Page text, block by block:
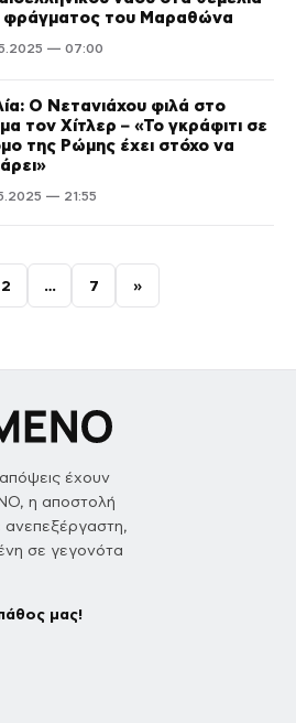
φράγματος του Μαραθώνα
— 07:00
Ο Νετανιάχου φιλά στο
τον Χίτλερ – «Το γκράφιτι σε
της Ρώμης έχει στόχο να
— 21:55
άρθρων
2 … 7 »
απόψεις έχουν
η αποστολή
ανεπεξέργαστη,
σε γεγονότα
μας!